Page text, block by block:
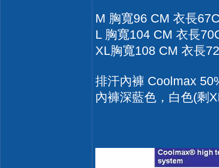
M 胸寬96 CM 衣長
L 胸寬104 CM 衣長
XL胸寬108 CM 衣長
排汗內褲 Coolmax
內褲深藍色，白色(剩